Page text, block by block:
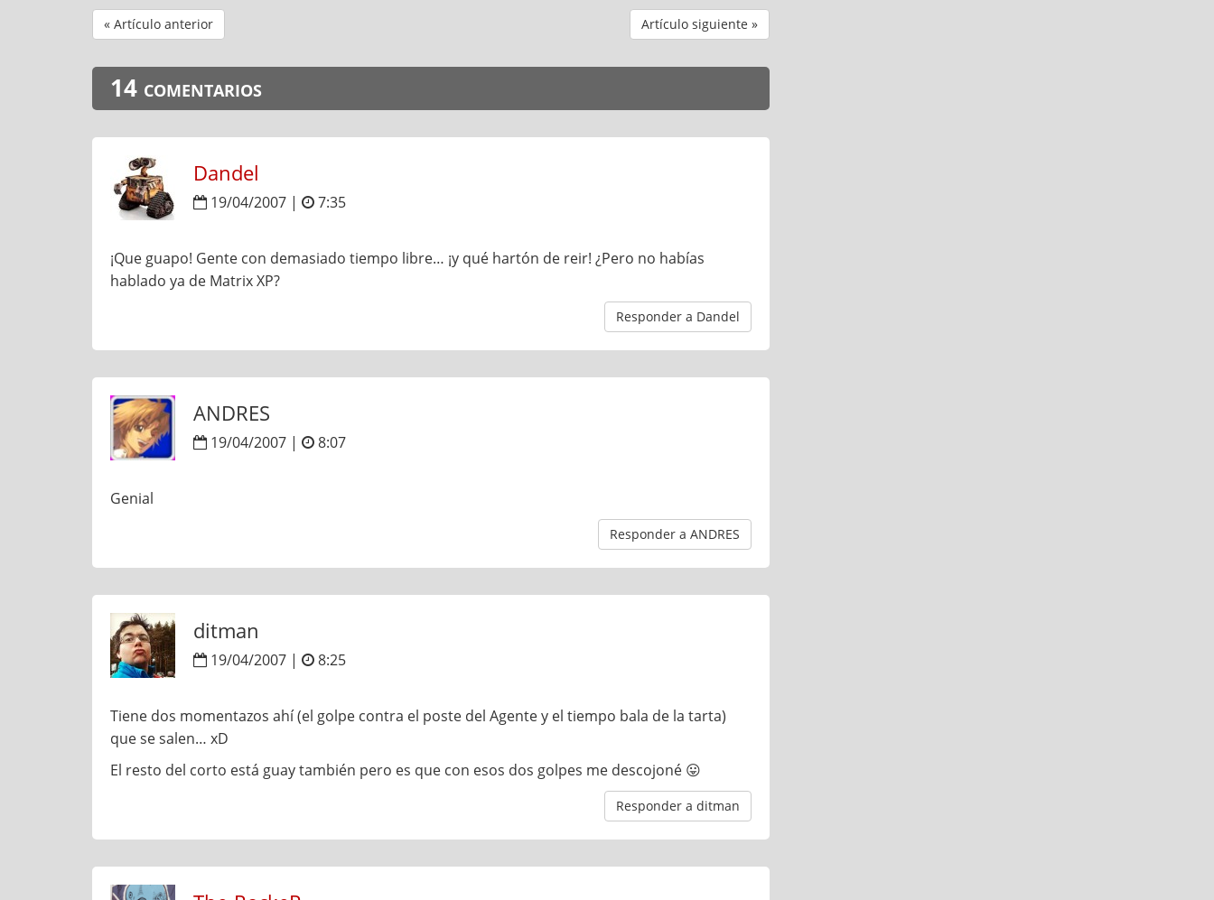
« Artículo anterior Artículo siguiente »
14 comentarios
Dandel
19/04/2007 | 7:35
¡Que guapo! Gente con demasiado tiempo libre… ¡y qué hartón de reir! ¿Pero no habías
hablado ya de Matrix XP?
Responder a Dandel
ANDRES
19/04/2007 | 8:07
Genial
Responder a ANDRES
ditman
19/04/2007 | 8:25
Tiene dos momentazos ahí (el golpe contra el poste del Agente y el tiempo bala de la tarta)
que se salen… xD
El resto del corto está guay también pero es que con esos dos golpes me descojoné 😛
Responder a ditman